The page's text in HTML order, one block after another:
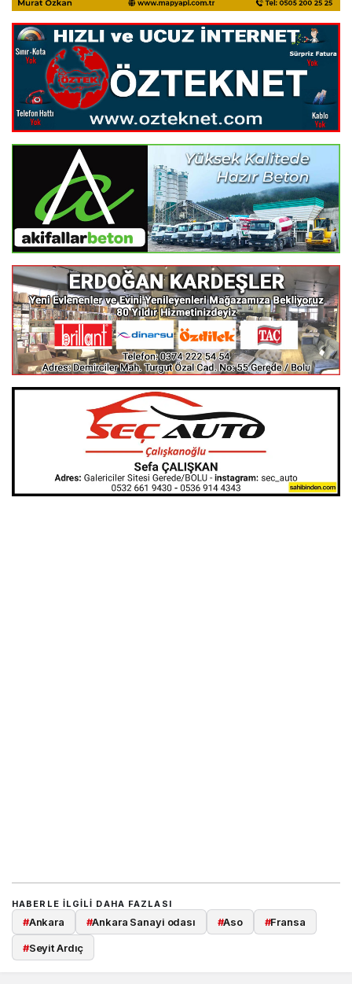
HABERLE ILGILI DAHA FAZLASI
#Ankara #Ankara Sanayi odası #Aso #Fransa
#Seyit Ardıç